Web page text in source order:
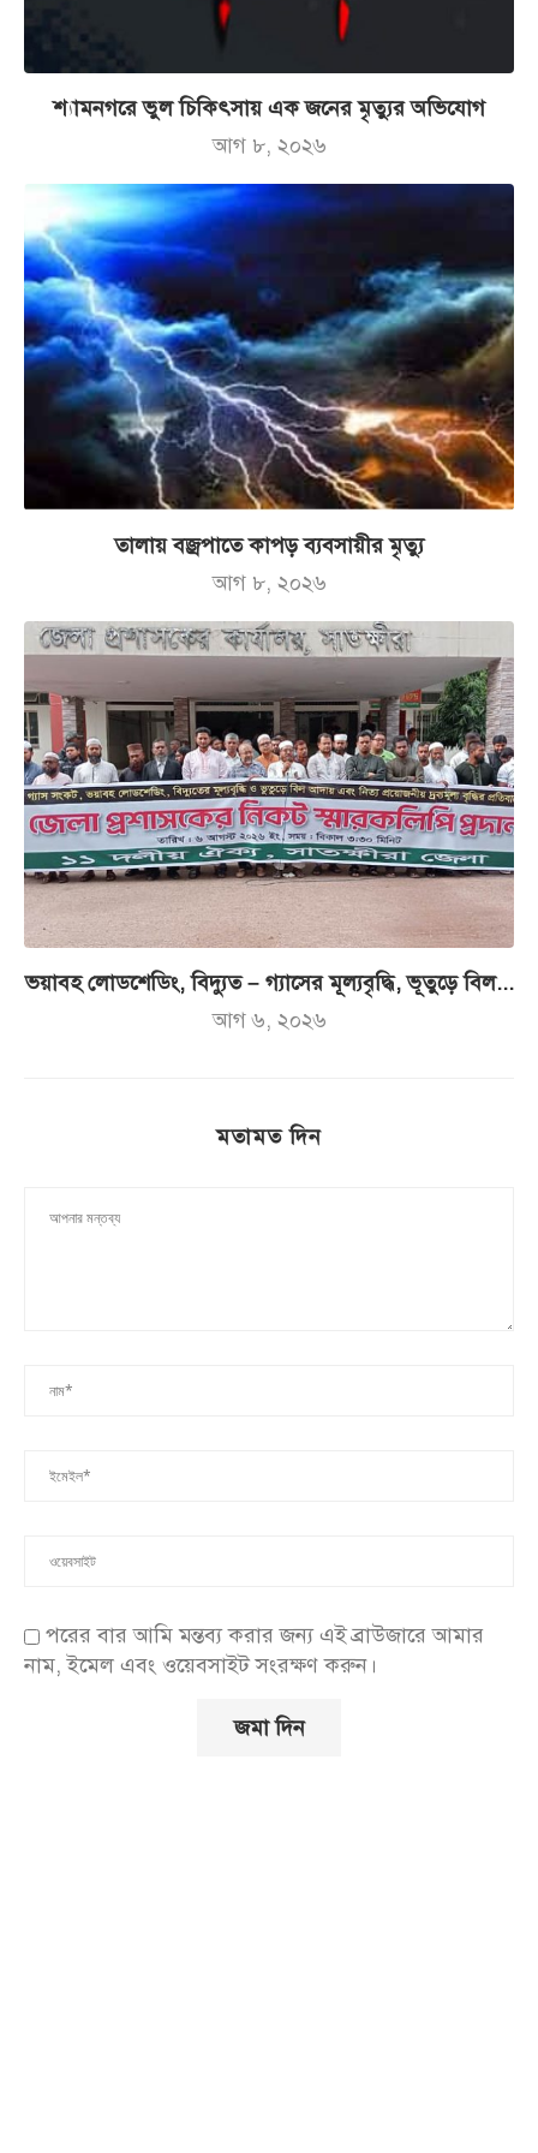
শ্যামনগরে ভুল চিকিৎসায় এক জনের মৃত্যুর অভিযোগ
আগ ৮, ২০২৬
তালায় বজ্রপাতে কাপড় ব্যবসায়ীর মৃত্যু
আগ ৮, ২০২৬
ভয়াবহ লোডশেডিং, বিদ্যুত – গ্যাসের মূল্যবৃদ্ধি, ভূতুড়ে বিল...
আগ ৬, ২০২৬
মতামত দিন
পরের বার আমি মন্তব্য করার জন্য এই ব্রাউজারে আমার
নাম, ইমেল এবং ওয়েবসাইট সংরক্ষণ করুন।